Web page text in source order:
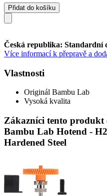
Přidat do košíku
Česká republika: Standardní
Více informací k přepravě a
Vlastnosti
Originál Bambu Lab
Vysoká kvalita
Zákazníci tento
Bambu Lab Hotend -
Hardened Steel